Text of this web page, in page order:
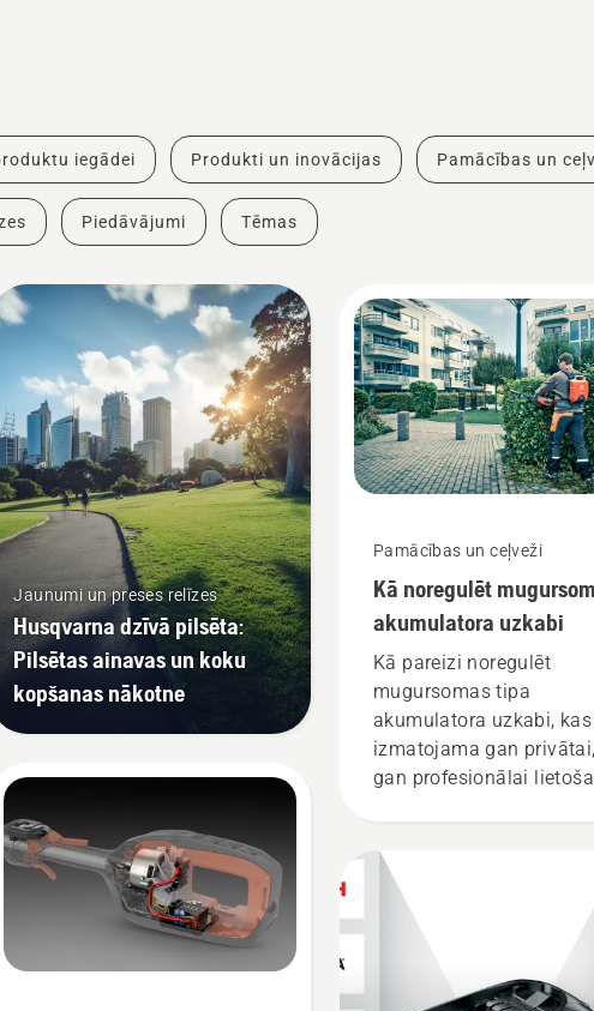
iegādei Produkti un inovācijas Pamācības un
Piedāvājumi Tēmas
Jaunumi un preses relīzes
Husqvarna dzīvā pilsēta:
Pilsētas ainavas un koku
kopšanas nākotne
Pamācības un ceļveži
Kā noregulēt
akumulatora uzkabi
Kā pareizi noregulēt
mugursomas tipa
akumulatora uzkabi, kas
izmatojama gan
gan profesionālai